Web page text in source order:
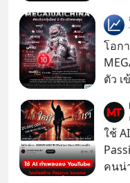
เปลี่
ในยุ
คอม
ราว
อย
ตาม
ควา
ควา
กลา
ให้เ
โอก
ตัว
โปร
ยอด
ซื้อ
ใช้
คนน่